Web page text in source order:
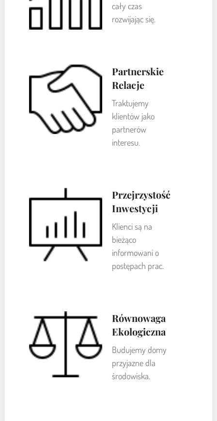
cały czas
rozwijając się.
Partnerskie
Relacje
Traktujemy
klientów jako
partnerów
interesu.
Przejrzystość
Inwestycji
Klienci są na
bieżąco
informowani o
postępach prac.
Równowaga
Ekologiczna
Budujemy domy
przyjazne dla
środowiska.